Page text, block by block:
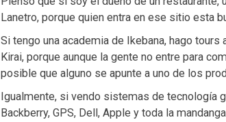
Lanetro, porque quien entra en ese sitio esta
Si tengo una academia de Ikebana, hago
Kirai, porque aunque la gente no entre para
posible que alguno se apunte a uno de los
Igualmente, si vendo sistemas de tecnología
Backberry, GPS, Dell, Apple y toda la